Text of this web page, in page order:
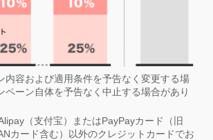
内容および適用条件を予告なく変更する場
ペーン自体を予告なく中止する場合があり
（支付宝）またはPayPayカード（旧
カード含む）以外のクレジットカードでお